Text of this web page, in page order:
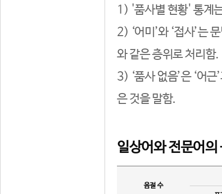
1) '품사별 현황' 통계
2) ‘어미’와 ‘접사’는
와 같은 층위로 처리함.
3) ‘품사 없음’은 ‘어
은 것을 말함.
일상어와 전문어의
음절 수